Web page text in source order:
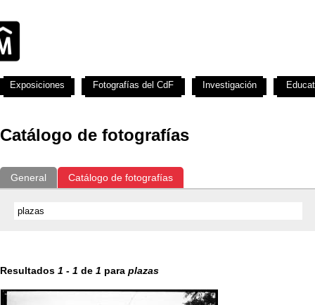
Catálogo de fotografías
General Catálogo de fotografías
Resultados 1 - 1 de 1 para plazas
Exposiciones Fotografías del CdF Investigación